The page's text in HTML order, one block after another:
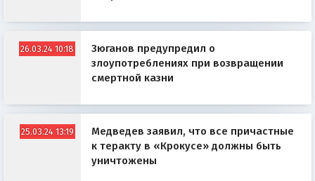
26.03.24 10:18
Зюганов предупредил о
злоупотреблениях при возвращении
смертной казни
25.03.24 13:19
Медведев заявил, что все причастные
к теракту в «Крокусе» должны быть
уничтожены